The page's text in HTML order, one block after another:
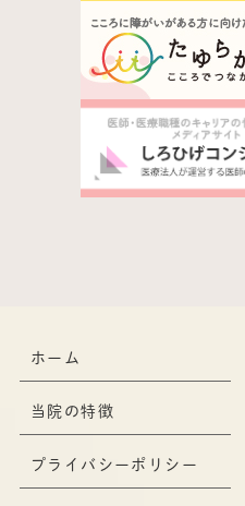
ホーム
当院の特徴
プライバシーポリシー